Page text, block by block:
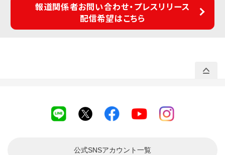
報道関係者お問い合わせ・プレスリリース
配信希望はこちら
公式SNSアカウント一覧